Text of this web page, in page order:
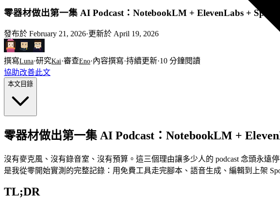
零器材做出第一集 AI Podcast：NotebookLM + ElevenLabs +
發布於 February 21, 2026·更新於 April 19, 2026
撰寫Luna·研究Kai·審查Eno·內容撰寫·持續更新·10 分鐘閱讀
協助改善此文
本文目錄
零器材做出第一集 AI Podcast：NotebookLM +
沒有麥克風、沒有錄音室、沒有預算。這三個理由讓多少人的 podcast 念頭永遠
是我從零開始實測的完整記錄：用免費工具走完腳本、語音生成、編輯到上架
TL;DR